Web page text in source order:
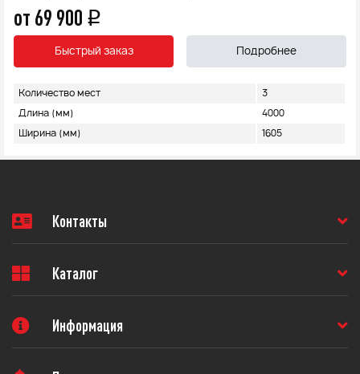
от 69 900 q
Быстрый заказ Подробнее
Количество мест 3
Длина (мм) 4000
Ширина (мм) 1605
Контакты
Каталог
Информация